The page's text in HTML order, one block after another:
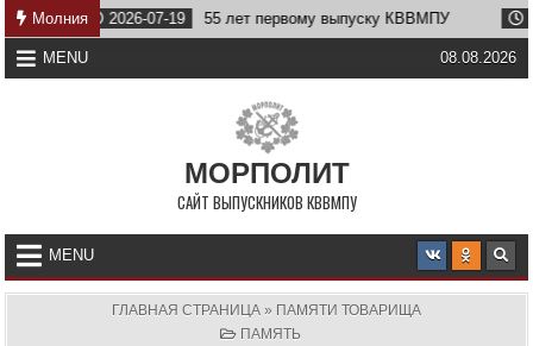
Skip
to
content
Молния
2026-07-19 55 лет первому выпуску КВВМПУ 2026-07-
MENU 08.08.2026
МОРПОЛИТ
САЙТ ВЫПУСКНИКОВ КВВМПУ
MENU
ГЛАВНАЯ СТРАНИЦА » ПАМЯТИ ТОВАРИЩА
POSTED
ПАМЯТЬ